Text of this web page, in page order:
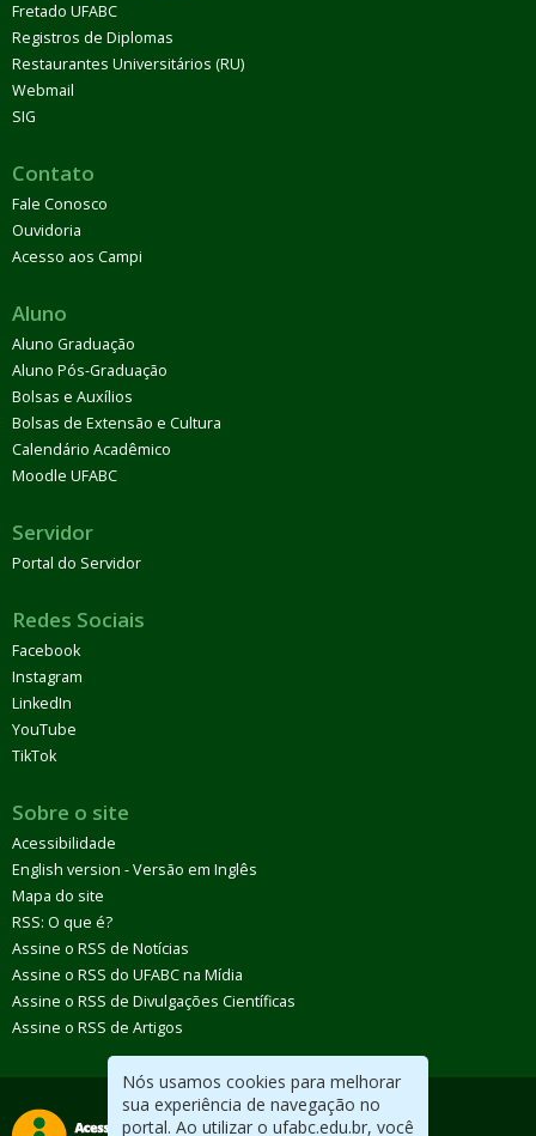
Nós usamos cookies para melhorar
sua experiência de navegação no
portal. Ao utilizar o ufabc.edu.br, você
Fretado UFABC
Registros de Diplomas
Restaurantes Universitários (RU)
Webmail
SIG
Contato
Fale Conosco
Ouvidoria
Acesso aos Campi
Aluno
Aluno Graduação
Aluno Pós-Graduação
Bolsas e Auxílios
Bolsas de Extensão e Cultura
Calendário Acadêmico
Moodle UFABC
Servidor
Portal do Servidor
Redes Sociais
Facebook
Instagram
LinkedIn
YouTube
TikTok
Sobre o site
Acessibilidade
English version - Versão em Inglês
Mapa do site
RSS: O que é?
Assine o RSS de Notícias
Assine o RSS do UFABC na Mídia
Assine o RSS de Divulgações Científicas
Assine o RSS de Artigos